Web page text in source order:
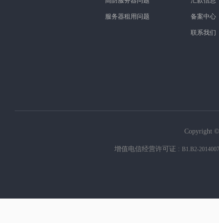
服务器租用问题
备案中心
联系我们
Copyright
增值电信经营许可证 : B1.B2-